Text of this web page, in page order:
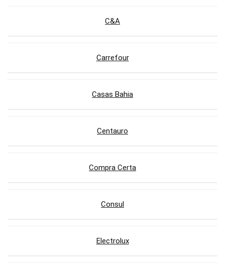
C&A
Carrefour
Casas Bahia
Centauro
Compra Certa
Consul
Electrolux